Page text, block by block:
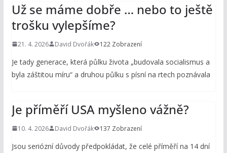
Už se máme dobře … nebo to ještě
trošku vylepšíme?
21. 4. 2026 David Dvořák 122 Zobrazení
Je tady generace, která půlku života „budovala socialismus a
byla záštitou míru“ a druhou půlku s písní na rtech poznávala
Je příměří USA myšleno vážně?
10. 4. 2026 David Dvořák 137 Zobrazení
Jsou seriózní důvody předpokládat, že celé příměří na 14 dní